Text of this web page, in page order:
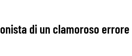
di un clamoroso errore